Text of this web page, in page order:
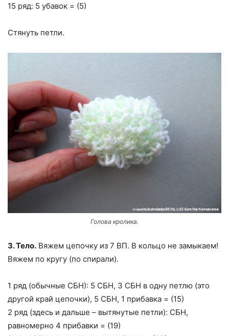
15 ряд: 5 убавок = (5)
Стянуть петли.
Голова кролика.
3. Тело. Вяжем цепочку из 7 ВП. В кольцо не замыкаем!
Вяжем по кругу (по спирали).
1 ряд (обычные СБН): 5 СБН, 3 СБН в одну петлю (это
другой край цепочки), 5 СБН, 1 прибавка = (15)
2 ряд (здесь и дальше – вытянутые петли): СБН,
равномерно 4 прибавки = (19)